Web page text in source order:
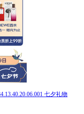
七夕礼物